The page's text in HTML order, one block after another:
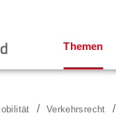
Themen
Verkehrsrecht